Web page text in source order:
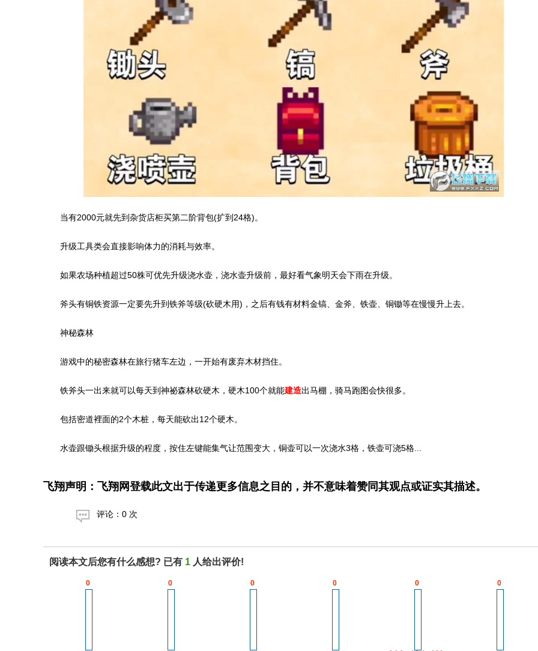
当有2000元就先到杂货店柜买第二阶背包(扩到24格)。
升级工具类会直接影响体力的消耗与效率。
如果农场种植超过50株可优先升级浇水壶，浇水壶升级前，最好看气象明天会下雨在升级。
斧头有铜铁资源一定要先升到铁斧等级(砍硬木用)，之后有钱有材料金镐、金斧、铁壶、铜锄等在慢慢升上去。
神秘森林
游戏中的秘密森林在旅行猪车左边，一开始有废弃木材挡住。
铁斧头一出来就可以每天到神祕森林砍硬木，硬木100个就能建造出马棚，骑马跑图会快很多。
包括密道裡面的2个木桩，每天能砍出12个硬木。
水壶跟锄头根据升级的程度，按住左键能集气让范围变大，铜壶可以一次浇水3格，铁壶可浇5格...
飞翔声明：飞翔网登载此文出于传递更多信息之目的，并不意味着赞同其观点或证实其描述。
评论：0 次
阅读本文后您有什么感想? 已有 1 人给出评价!
0 0 0 0 0 0